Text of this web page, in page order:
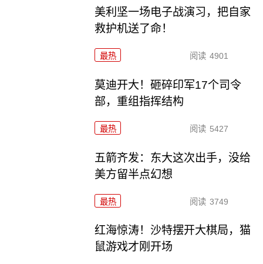
美利坚一场电子战演习，把自家
救护机送了命！
最热 阅读 4901
莫迪开大！砸碎印军17个司令
部，重组指挥结构
最热 阅读 5427
五箭齐发：东大这次出手，没给
美方留半点幻想
最热 阅读 3749
红海惊涛！沙特摆开大棋局，猫
鼠游戏才刚开场